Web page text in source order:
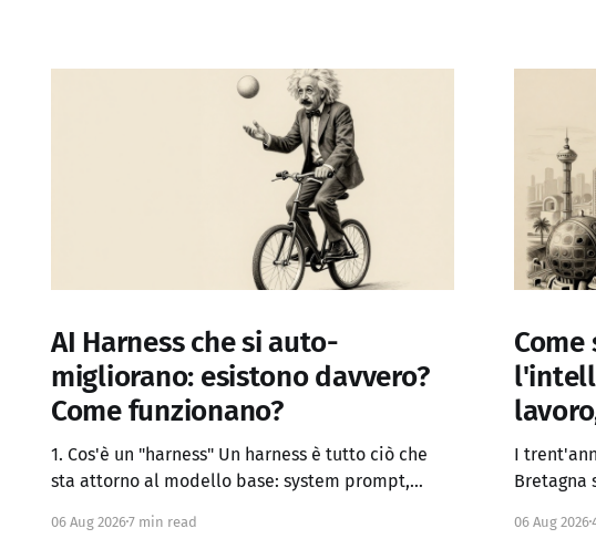
AI Harness che si auto-
migliorano: esistono davvero?
Come funzionano?
1. Cos'è un "harness" Un harness è tutto ciò che
sta attorno al modello base: system prompt,
retry, branching), gestione del contesto, memoria
06 Aug 20267 min read
I
Bretagna
panico fiscale del
06 Aug 2026